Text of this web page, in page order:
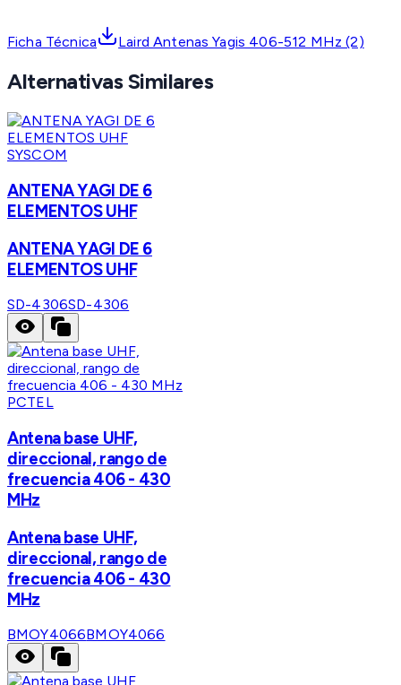
Ficha Técnica Laird Antenas Yagis 406-512 MHz (2)
Alternativas Similares
SYSCOM
ANTENA YAGI DE 6
ELEMENTOS UHF
ANTENA YAGI DE 6
ELEMENTOS UHF
SD-4306SD-4306
PCTEL
Antena base UHF,
direccional, rango de
frecuencia 406 - 430
MHz
Antena base UHF,
direccional, rango de
frecuencia 406 - 430
MHz
BMOY4066BMOY4066